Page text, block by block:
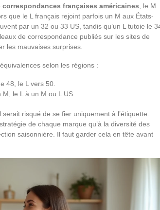
correspondances françaises américaines , le M
que le L français rejoint parfois un M aux États-
par un 32 ou 33 US, tandis qu’un L tutoie le
de correspondance publiés sur les sites de
les mauvaises surprises.
selon les régions :
48, le L vers 50.
le L à un M ou L US.
risqué de se fier uniquement à l’étiquette.
de chaque marque qu’à la diversité des
saisonnière. Il faut garder cela en tête avant